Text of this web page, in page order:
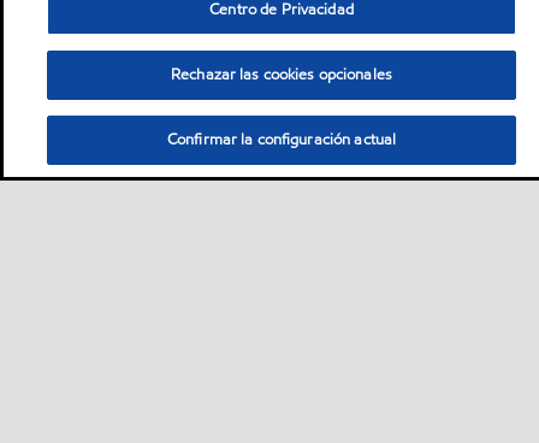
Centro de Privacidad
Rechazar las cookies opcionales
Confirmar la configuración actual